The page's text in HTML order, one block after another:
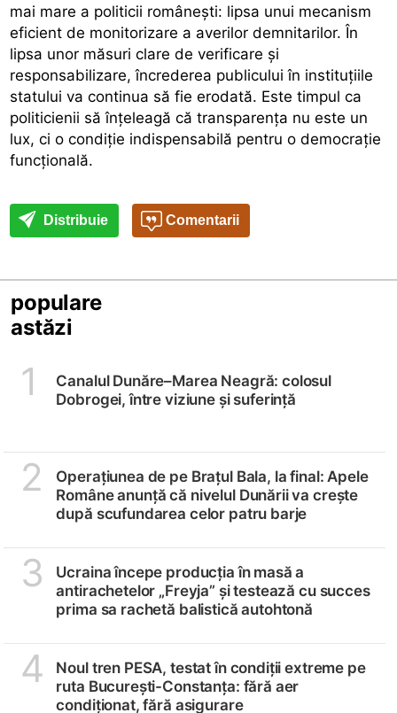
mai mare a politicii românești: lipsa unui mecanism
eficient de monitorizare a averilor demnitarilor. În
lipsa unor măsuri clare de verificare și
responsabilizare, încrederea publicului în instituțiile
statului va continua să fie erodată. Este timpul ca
politicienii să înțeleagă că transparența nu este un
lux, ci o condiție indispensabilă pentru o democrație
funcțională.
Distribuie Comentarii
populare
astăzi
1
Canalul Dunăre–Marea Neagră: colosul
Dobrogei, între viziune și suferință
2
Operațiunea de pe Brațul Bala, la final: Apele
Române anunță că nivelul Dunării va crește
după scufundarea celor patru barje
3
Ucraina începe producția în masă a
antirachetelor „Freyja” și testează cu succes
prima sa rachetă balistică autohtonă
4
Noul tren PESA, testat în condiții extreme pe
ruta București-Constanța: fără aer
condiționat, fără asigurare